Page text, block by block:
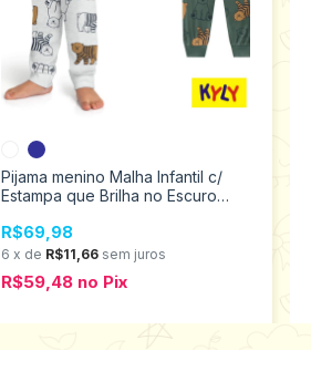
Pijama menino Malha Infantil c/
Estampa que Brilha no Escuro
R$69,98
6 x de R$11,66 sem juros
R$59,48 no Pix